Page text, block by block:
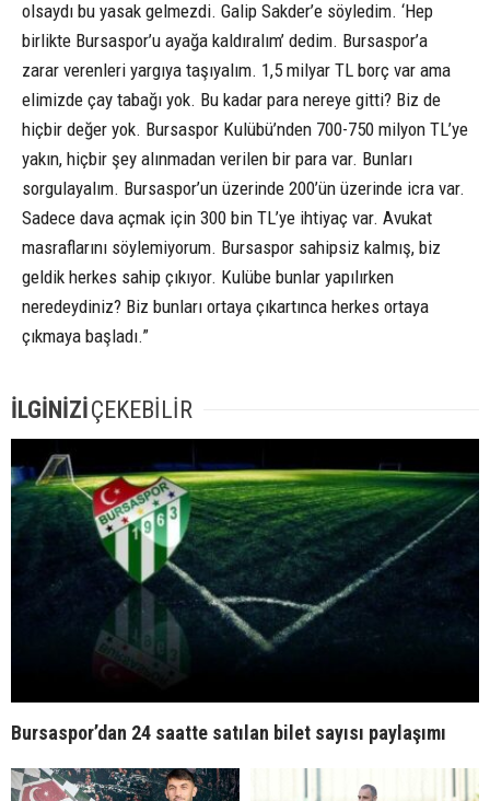
olsaydı bu yasak gelmezdi. Galip Sakder’e söyledim. ‘Hep
birlikte Bursaspor’u ayağa kaldıralım’ dedim. Bursaspor’a
zarar verenleri yargıya taşıyalım. 1,5 milyar TL borç var ama
elimizde çay tabağı yok. Bu kadar para nereye gitti? Biz de
hiçbir değer yok. Bursaspor Kulübü’nden 700-750 milyon TL’ye
yakın, hiçbir şey alınmadan verilen bir para var. Bunları
sorgulayalım. Bursaspor’un üzerinde 200’ün üzerinde icra var.
Sadece dava açmak için 300 bin TL’ye ihtiyaç var. Avukat
masraflarını söylemiyorum. Bursaspor sahipsiz kalmış, biz
geldik herkes sahip çıkıyor. Kulübe bunlar yapılırken
neredeydiniz? Biz bunları ortaya çıkartınca herkes ortaya
çıkmaya başladı.”
İLGİNİZİÇEKEBİLİR
Bursaspor’dan 24 saatte satılan bilet sayısı paylaşımı